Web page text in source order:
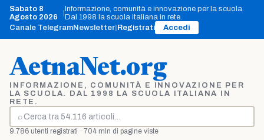
Vai
contenuto
Sabato 8
Agosto 2026
Informazione, comunità e innovazione per la scuola.
Dal 1998 la scuola italiana in rete.
Canale TelegramNewsletter Registrati Accedi
AetnaNet.org
INFORMAZIONE, COMUNITÀ E INNOVAZIONE PER
LA SCUOLA. DAL 1998 LA SCUOLA ITALIANA IN
RETE.
⌕
Cerca
9.786 utenti registrati · 704 mln di pagine viste